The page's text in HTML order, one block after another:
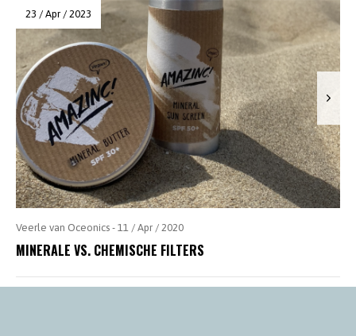
23 / Apr / 2023
Veerle van Oceonics - 11 / Apr / 2020
MINERALE VS. CHEMISCHE FILTERS